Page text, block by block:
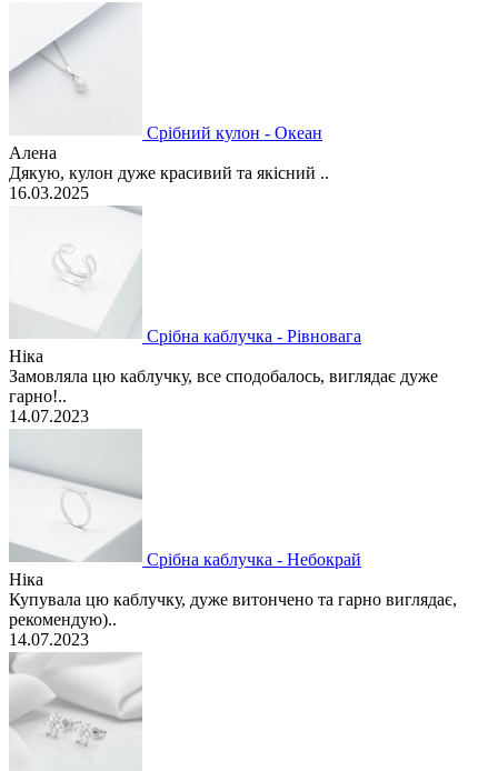
Срібний кулон - Океан
Алена
Дякую, кулон дуже красивий та якісний ..
16.03.2025
Срібна каблучка - Рівновага
Ніка
Замовляла цю каблучку, все сподобалось, виглядає дуже
гарно!..
14.07.2023
Срібна каблучка - Небокрай
Ніка
Купувала цю каблучку, дуже витончено та гарно виглядає,
рекомендую)..
14.07.2023